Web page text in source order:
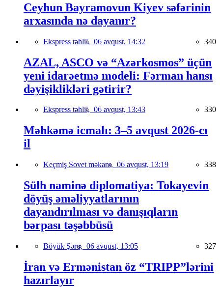
Ceyhun Bayramovun Kiyev səfərinin
arxasında nə dayanır?
Ekspress təhlil, 06 avqust, 14:32 340
AZAL, ASCO və “Azərkosmos” üçün
yeni idarəetmə modeli: Fərman hansı
dəyişiklikləri gətirir?
Ekspress təhlil, 06 avqust, 13:43 330
Məhkəmə icmalı: 3–5 avqust 2026-cı
il
Keçmiş Sovet məkanı, 06 avqust, 13:19 338
Sülh naminə diplomatiya: Tokayevin
döyüş əməliyyatlarının
dayandırılması və danışıqların
bərpası təşəbbüsü
Böyük Şərq, 06 avqust, 13:05 327
İran və Ermənistan öz “TRIPP”lərini
hazırlayır